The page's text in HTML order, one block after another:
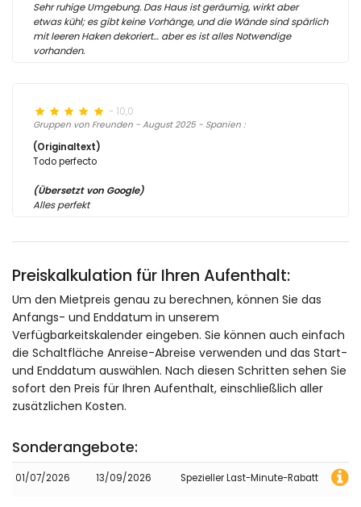
Sehr ruhige Umgebung. Das Haus ist geräumig, wirkt aber
etwas kühl; es gibt keine Vorhänge, und die Wände sind spärlich
mit leeren Haken dekoriert… aber es ist alles Notwendige
vorhanden.
- 10,0
Gruppen von Freunden - August 2025 - Spanien :
(Originaltext)
Todo perfecto
(Übersetzt von Google)
Alles perfekt
Preiskalkulation für Ihren Aufenthalt:
Um den Mietpreis genau zu berechnen, können Sie das
Anfangs- und Enddatum in unserem
Verfügbarkeitskalender eingeben. Sie können auch einfach
die Schaltfläche Anreise-Abreise verwenden und das Start-
und Enddatum auswählen. Nach diesen Schritten sehen Sie
sofort den Preis für Ihren Aufenthalt, einschließlich aller
zusätzlichen Kosten.
Sonderangebote:
01/07/2026 13/09/2026 Spezieller Last-Minute-Rabatt